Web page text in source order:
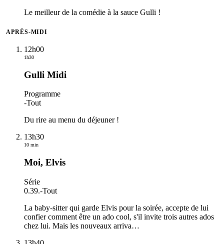
Le meilleur de la comédie à la sauce Gulli !
APRÈS-MIDI
12h00
1h30
Gulli Midi
Programme
-Tout
Du rire au menu du déjeuner !
13h30
10 min
Moi, Elvis
Série
0.39.-Tout
La baby-sitter qui garde Elvis pour la soirée, accepte de lui
confier comment être un ado cool, s'il invite trois autres ados
chez lui. Mais les nouveaux arriva…